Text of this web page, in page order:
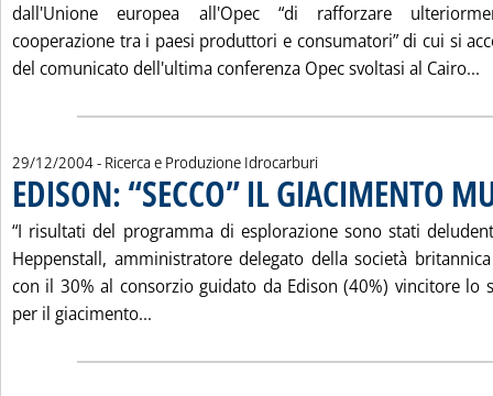
dall'Unione europea all'Opec “di rafforzare
cooperazione tra i paesi produttori e consumatori” di cui si
del comunicato dell'ultima conferenza Opec svoltasi al Cairo...
29/12/2004- Ricerca e Produzione Idrocarburi
EDISON: “SECCO” IL GIACIMENTO
“I risultati del programma di esplorazione sono stati
Heppenstall, amministratore delegato della società
con il 30% al consorzio guidato da Edison (40%) vincitore lo
per il giacimento...